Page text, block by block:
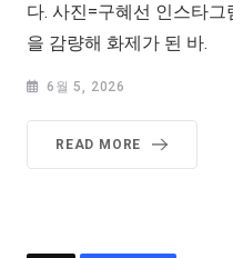
다. 사진=구혜선 인스타
을 감량해 화제가 된 바.
6월 5, 2026
READ MORE